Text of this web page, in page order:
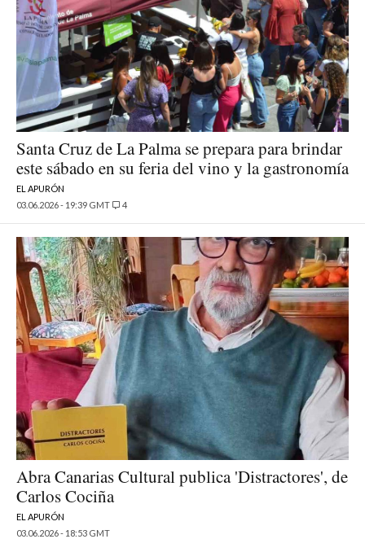
Santa Cruz de La Palma se prepara para brindar
este sábado en su feria del vino y la gastronomía
EL APURÓN
03.06.2026 - 19:39 GMT
4
Abra Canarias Cultural publica 'Distractores', de
Carlos Cociña
EL APURÓN
03.06.2026 - 18:53 GMT